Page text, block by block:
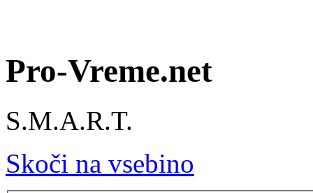
Pro-Vreme.net
S.M.A.R.T.
Skoči na vsebino